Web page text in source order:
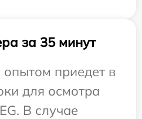
за 35 минут
приедет в
для осмотра
В случае